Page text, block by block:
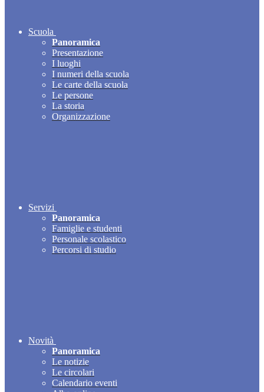
Scuola
Panoramica
Presentazione
I luoghi
I numeri della scuola
Le carte della scuola
Le persone
La storia
Organizzazione
Servizi
Panoramica
Famiglie e studenti
Personale scolastico
Percorsi di studio
Novità
Panoramica
Le notizie
Le circolari
Calendario eventi